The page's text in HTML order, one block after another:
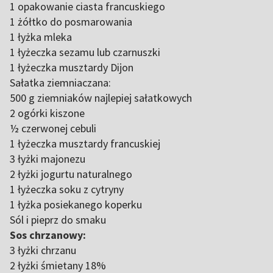
1 opakowanie ciasta francuskiego
1 żółtko do posmarowania
1 łyżka mleka
1 łyżeczka sezamu lub czarnuszki
1 łyżeczka musztardy Dijon
Sałatka ziemniaczana:
500 g ziemniaków najlepiej sałatkowych
2 ogórki kiszone
½ czerwonej cebuli
1 łyżeczka musztardy francuskiej
3 łyżki majonezu
2 łyżki jogurtu naturalnego
1 łyżeczka soku z cytryny
1 łyżka posiekanego koperku
Sól i pieprz do smaku
Sos chrzanowy:
3 łyżki chrzanu
2 łyżki śmietany 18%